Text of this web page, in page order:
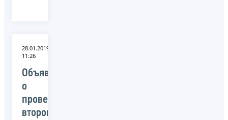
28.01.2019
11:26
Объявление
о
проведении
второго